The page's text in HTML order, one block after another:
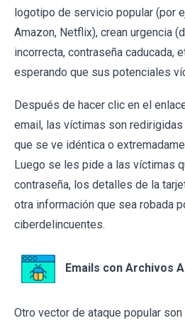
logotipo de servicio popular (por
Amazon, Netflix), crean urgencia
incorrecta, contraseña caducada,
esperando que sus potenciales
Después de hacer clic en el
email, las víctimas son
que se ve idéntica o
Luego se les pide a las víctimas
contraseña, los detalles de la
otra información que sea robada
ciberdelincuentes.
Emails con Archivos
Otro vector de ataque popular